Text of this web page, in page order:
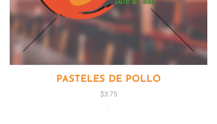
PASTELES DE POLLO
$3.75
.